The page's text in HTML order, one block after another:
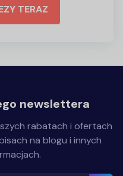
TERAZ
newslettera
rabatach i ofertach
na blogu i innych